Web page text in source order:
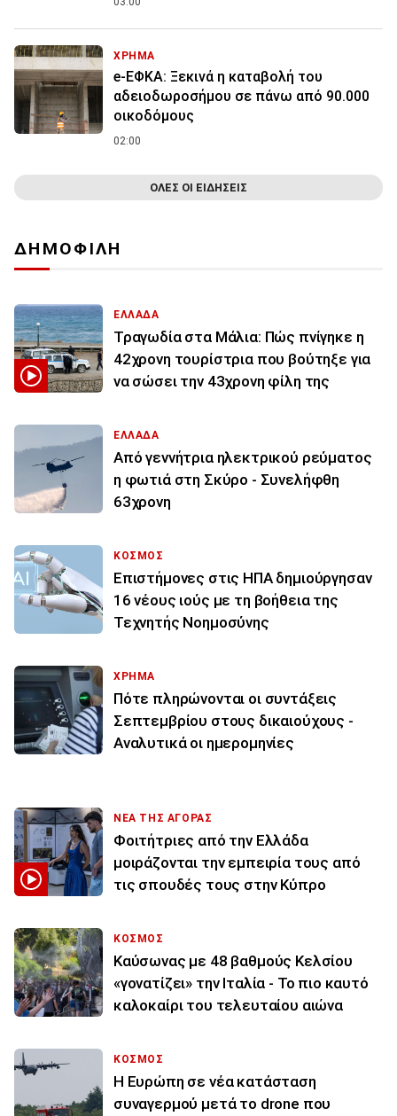
ΧΡΗΜΑ
e-ΕΦΚΑ: Ξεκινά η καταβολή του
αδειοδωροσήμου σε πάνω από 90.000
οικοδόμους
02:00
ΟΛΕΣ ΟΙ ΕΙΔΗΣΕΙΣ
ΔΗΜΟΦΙΛΗ
ΕΛΛΑΔΑ
Τραγωδία στα Μάλια: Πώς πνίγηκε η
42χρονη τουρίστρια που βούτηξε για
να σώσει την 43χρονη φίλη της
ΕΛΛΑΔΑ
Από γεννήτρια ηλεκτρικού ρεύματος
η φωτιά στη Σκύρο - Συνελήφθη
63χρονη
ΚΟΣΜΟΣ
Επιστήμονες στις ΗΠΑ δημιούργησαν
16 νέους ιούς με τη βοήθεια της
Τεχνητής Νοημοσύνης
ΧΡΗΜΑ
Πότε πληρώνονται οι συντάξεις
Σεπτεμβρίου στους δικαιούχους -
Αναλυτικά οι ημερομηνίες
ΝΕΑ ΤΗΣ ΑΓΟΡΑΣ
Φοιτήτριες από την Ελλάδα
μοιράζονται την εμπειρία τους από
τις σπουδές τους στην Κύπρο
ΚΟΣΜΟΣ
Καύσωνας με 48 βαθμούς Κελσίου
«γονατίζει» την Ιταλία - Το πιο καυτό
καλοκαίρι του τελευταίου αιώνα
ΚΟΣΜΟΣ
Η Ευρώπη σε νέα κατάσταση
συναγερμού μετά το drone που